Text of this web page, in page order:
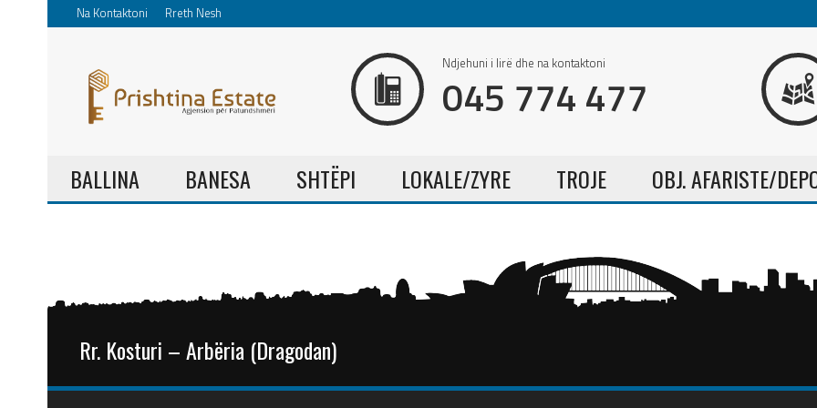
Na Kontaktoni Rreth Nesh
Ndjehuni i lirë dhe na kontaktoni
045 774 477
BALLINA BANESA SHTËPI LOKALE/ZYRE TROJE OBJ. AFARISTE/
Rr. Kosturi – Arbëria (Dragodan)